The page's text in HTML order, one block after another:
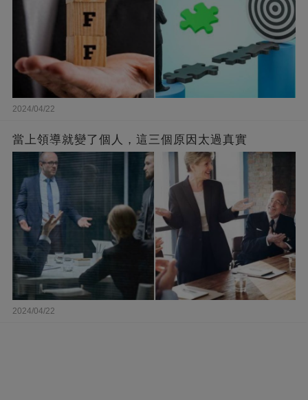
2024/04/22
當上領導就變了個人，這三個原因太過真實
2024/04/22